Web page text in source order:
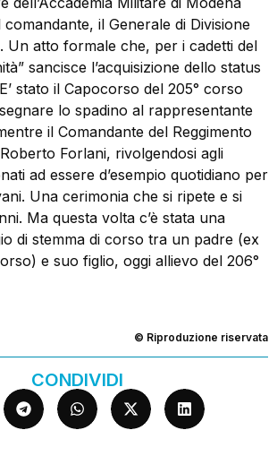
il Generale di Divisione
Un atto formale che, per i cadetti del
sancisce l’acquisizione dello status
stato il Capocorso del 205° corso
lo spadino al rappresentante
il Comandante del Reggimento
Forlani, rivolgendosi agli
ad essere d’esempio quotidiano per
Una cerimonia che si ripete e si
Ma questa volta c’è stata una
di stemma di corso tra un padre (ex
e suo figlio, oggi allievo del 206°
© Riproduzione riservata
CONDIVIDI